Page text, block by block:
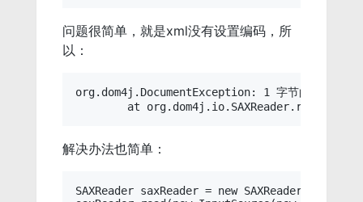
问题很简单，就是xml没有设置编码，所
以：
org.dom4j.DocumentException: 1 字节的 UTF-8
解决办法也简单：
SAXReader saxReader = new SAXReader();